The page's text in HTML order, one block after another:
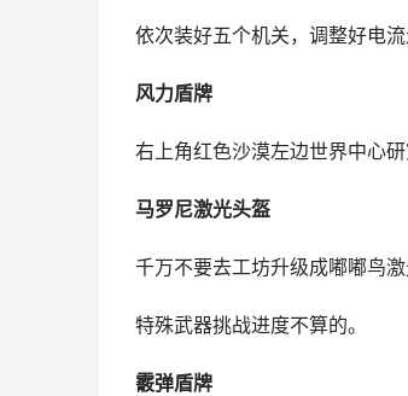
依次装好五个机关，调整好电流
风力盾牌
右上角红色沙漠左边世界中心研
马罗尼激光头盔
千万不要去工坊升级成嘟嘟鸟激
特殊武器挑战进度不算的。
霰弹盾牌